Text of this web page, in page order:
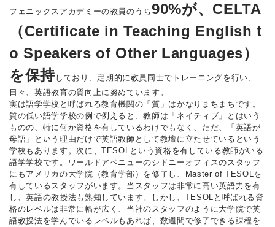
フェニックスアカデミーの教員のうち90%が、CELTA
（Certificate in Teaching English t
o Speakers of Other Languages）
を保持しており、定期的に教員同士でトレーニングを行い、
日々、英語教育の質向上に努めています。
実は語学学校と呼ばれる教育機関の「質」はかなりまちまちです。
質の低い語学学校の例で例えると、教師は「ネイティブ」とはいう
ものの、特に何か資格を有しているわけでもなく、ただ、「英語が
母語」という理由だけで英語教師として教壇に立たせているという
学校もあります。次に、TESOLという資格を有している教師がいる
語学学校です。ワールドアベニューのシドニーオフィスのスタッフ
にもアメリカの大学院（教育学部）を修了し、Master of TESOLを
有しているスタッフがいます。当スタッフは非常に高い英語力を有
し、英語の教授法も熟知しています。しかし、TESOLと呼ばれる資
格のレベルは非常に幅が広く、当社のスタッフのように大学院で英
語教授法を学んでいるレベルもあれば、数週間で修了できる課程を